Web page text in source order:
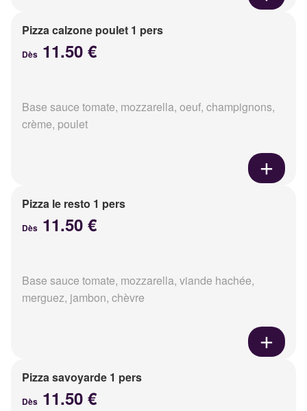
Pizza calzone poulet 1 pers
Dès 11.50 €
Base sauce tomate, mozzarella, oeuf, champignons,
crème, poulet
Pizza le resto 1 pers
Dès 11.50 €
Base sauce tomate, mozzarella, viande hachée,
merguez, jambon, chèvre
Pizza savoyarde 1 pers
Dès 11.50 €